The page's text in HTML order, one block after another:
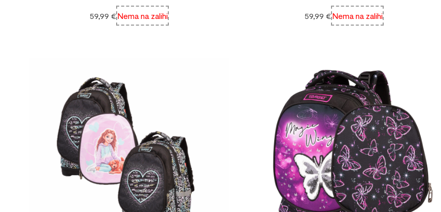
59,99 €Nema na zalihi 59,99 €Nema na zalihi